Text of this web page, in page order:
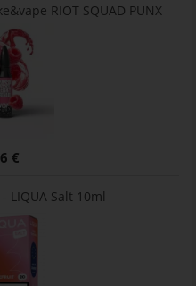
RIOT SQUAD PUNX
€
- LIQUA Salt 10ml